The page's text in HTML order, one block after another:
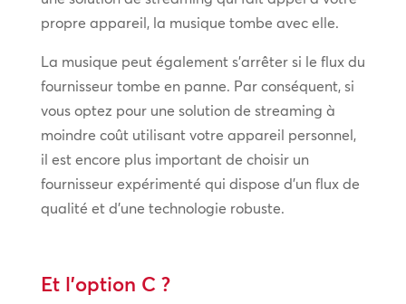
propre appareil, la musique tombe avec elle.
La musique peut également s’arrêter si le flux du
fournisseur tombe en panne. Par conséquent, si
vous optez pour une solution de streaming à
moindre coût utilisant votre appareil personnel,
il est encore plus important de choisir un
fournisseur expérimenté qui dispose d’un flux de
qualité et d’une technologie robuste.
Et l’option C ?